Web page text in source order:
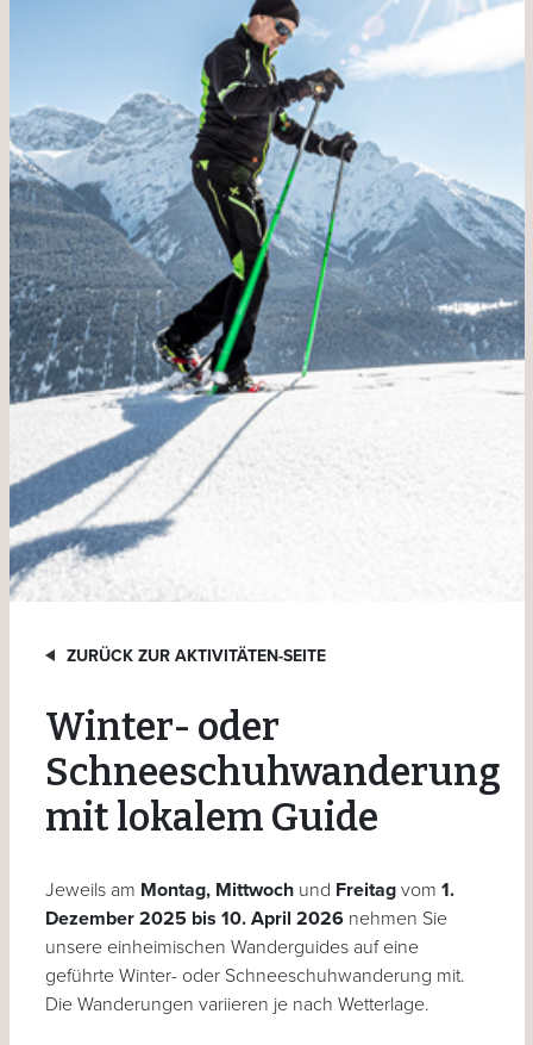
ZURÜCK ZUR AKTIVITÄTEN-SEITE
Winter- oder
Schneeschuhwanderung
mit lokalem Guide
Jeweils am Montag, Mittwochund Freitagvom 1.
Dezember 2025 bis 10. April 2026nehmen Sie
unsere einheimischen Wanderguides auf eine
geführte Winter- oder Schneeschuhwanderung mit.
Die Wanderungen variieren je nach Wetterlage.